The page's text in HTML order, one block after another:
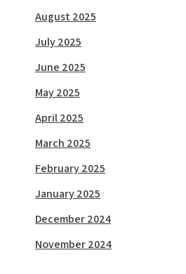
August 2025
July 2025
June 2025
May 2025
April 2025
March 2025
February 2025
January 2025
December 2024
November 2024